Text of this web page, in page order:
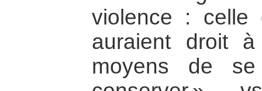
violence : celle
auraient droit
moyens de